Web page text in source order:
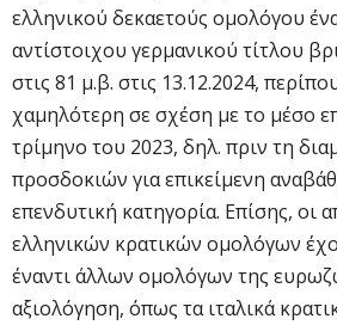
ελληνικού δεκαετούς ομολόγου
αντίστοιχου γερμανικού τίτλου
στις 81 μ.β. στις 13.12.2024,
χαμηλότερη σε σχέση με το μέσο
τρίμηνο του 2023, δηλ. πριν τη
προσδοκιών για επικείμενη
επενδυτική κατηγορία. Επίσης, οι
ελληνικών κρατικών ομολόγων
έναντι άλλων ομολόγων της
αξιολόγηση, όπως τα ιταλικά